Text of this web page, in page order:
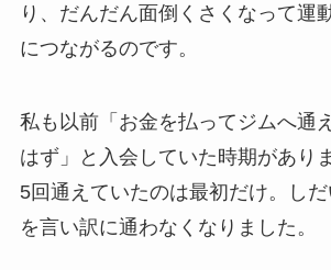
り、だんだん面倒くさくなって運
につながるのです。
私も以前「お金を払ってジムへ通
はず」と入会していた時期があり
5回通えていたのは最初だけ。し
を言い訳に通わなくなりました。